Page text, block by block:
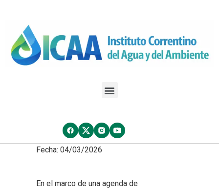
Fecha: 04/03/2026
En el marco de una agenda de